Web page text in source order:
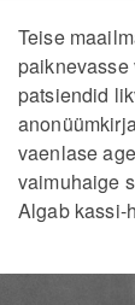
Teise
patsiendid
vaenlase
vaimuhaige
Algab kassi-